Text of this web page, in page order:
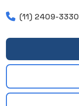
(11) 2409-3330